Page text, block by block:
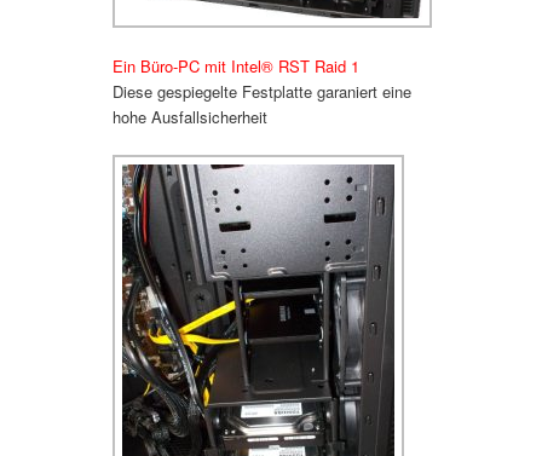
Ein Büro-PC mit Intel® RST Raid 1
Diese gespiegelte Festplatte garanierteine
hohe Ausfallsicherheit